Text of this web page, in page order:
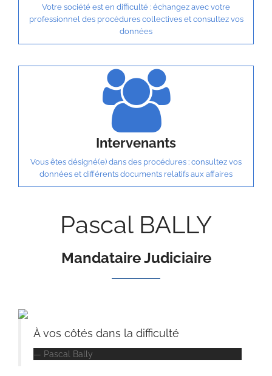
Votre société est en difficulté : échangez avec votre
professionnel des procédures collectives et consultez vos
données
Intervenants
Vous êtes désigné(e) dans des procédures : consultez vos
données et différents documents relatifs aux affaires
Pascal BALLY
Mandataire Judiciaire
À vos côtés dans la difficulté
Pascal Bally